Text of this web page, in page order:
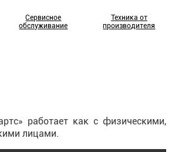
Сервисное
обслуживание
Техника от
производителя
работает как с физическими,
лицами.